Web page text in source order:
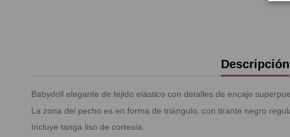
Descripción
Babydoll elegante de tejido elástico con detalles de encaje
La zona del pecho es en forma de triángulo, con tirante negro
Incluye tanga liso de cortesía.